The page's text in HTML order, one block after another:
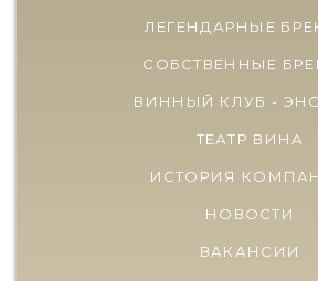
ЛЕГЕНДАРНЫЕ
СОБСТВЕННЫЕ
ВИННЫЙ КЛУБ -
ТЕАТР ВИНА
ИСТОРИЯ
НОВОСТИ
ВАКАНСИИ